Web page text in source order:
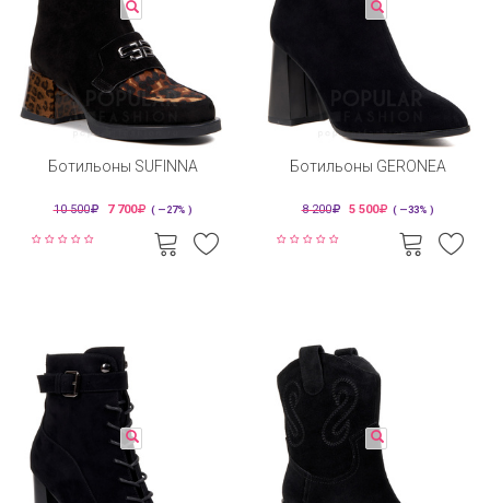
Ботильоны SUFINNA
10 500 7 700 ( —27% )
Ботильоны GERONEA
8 200 5 500 ( —33% )